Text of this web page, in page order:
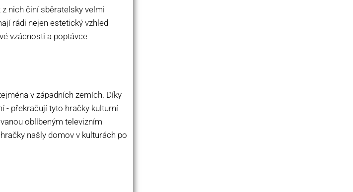
nich činí sběratelsky velmi
rádi nejen estetický vzhled
vzácnosti a poptávce
v západních zemích. Díky
- překračují tyto hračky kulturní
oblíbeným televizním
našly domov v kulturách po